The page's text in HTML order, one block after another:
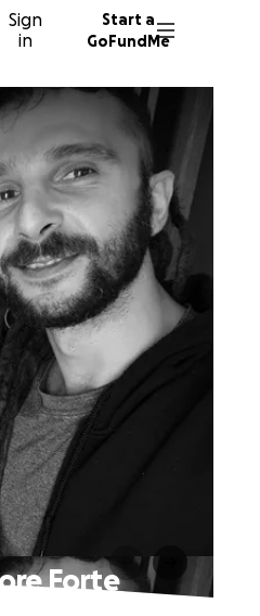
Sign
in
Start a
GoFundMe
Forte